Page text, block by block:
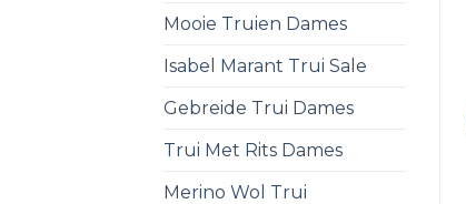
Mooie Truien Dames
Isabel Marant Trui Sale
Gebreide Trui Dames
Trui Met Rits Dames
Merino Wol Trui